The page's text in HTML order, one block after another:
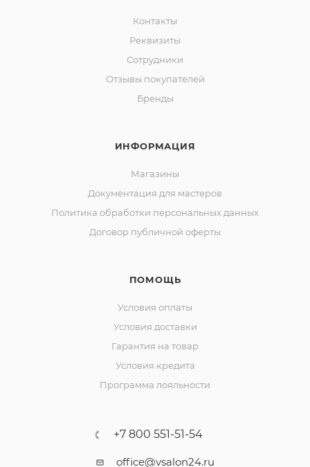
Контакты
Реквизиты
Сотрудники
Отзывы покупателей
Бренды
ИНФОРМАЦИЯ
Магазины
Документация для мастеров
Политика обработки персональных данных
Договор публичной оферты
ПОМОЩЬ
Условия оплаты
Условия доставки
Гарантия на товар
Условия кредита
Программа лояльности
+7 800 551-51-54
office@vsalon24.ru